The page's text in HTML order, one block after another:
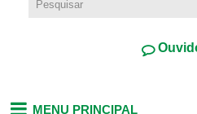
MENU PRINCIPAL